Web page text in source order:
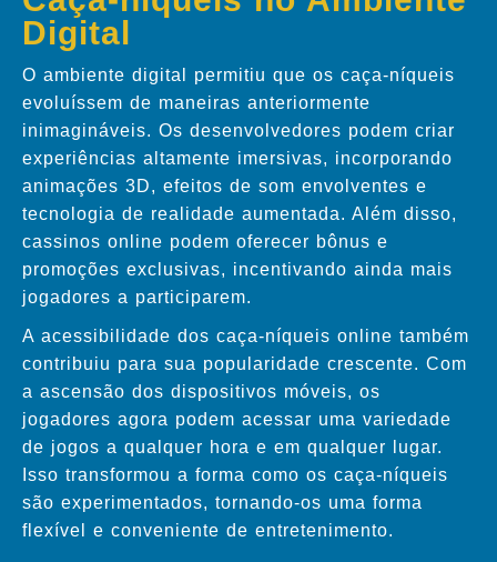
Digital
O ambiente digital permitiu que os caça-níqueis
evoluíssem de maneiras anteriormente
inimagináveis. Os desenvolvedores podem criar
experiências altamente imersivas, incorporando
animações 3D, efeitos de som envolventes e
tecnologia de realidade aumentada. Além disso,
cassinos online podem oferecer bônus e
promoções exclusivas, incentivando ainda mais
jogadores a participarem.
A acessibilidade dos caça-níqueis online também
contribuiu para sua popularidade crescente. Com
a ascensão dos dispositivos móveis, os
jogadores agora podem acessar uma variedade
de jogos a qualquer hora e em qualquer lugar.
Isso transformou a forma como os caça-níqueis
são experimentados, tornando-os uma forma
flexível e conveniente de entretenimento.